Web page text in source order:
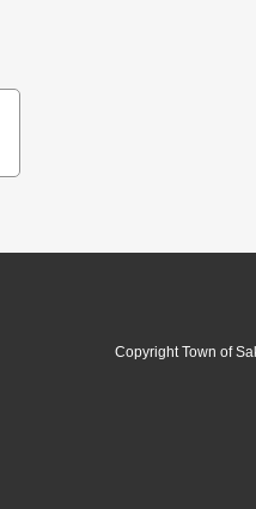
Copyright Town of